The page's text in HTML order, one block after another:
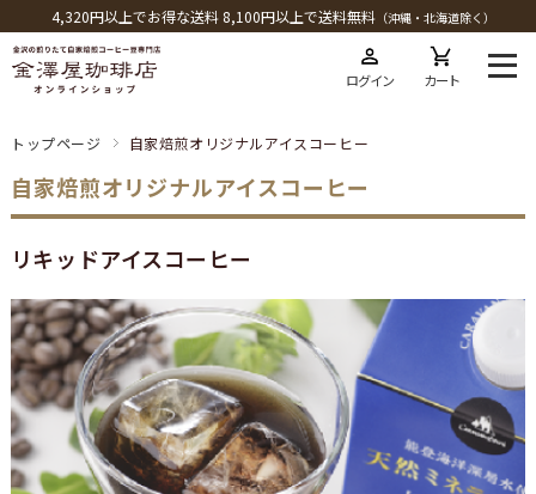
4,320円以上でお得な送料 8,100円以上で送料無料（沖縄・北海道除く）
ログイン カート
トップページ 自家焙煎オリジナルアイスコーヒー
自家焙煎オリジナルアイスコーヒー
リキッドアイスコーヒー